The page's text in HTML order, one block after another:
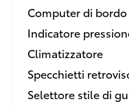
Computer di bordo
Indicatore
Climatizzatore
Specchietti
Selettore stile di